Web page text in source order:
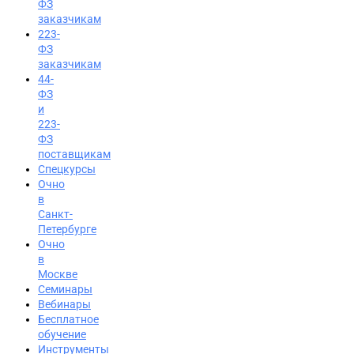
Вход на портал
8 (812) 602-72-29
ФЗ
заказчикам
223-
ФЗ
заказчикам
44-
ФЗ
и
223-
ФЗ
поставщикам
Спецкурсы
Очно
в
Санкт-
Петербурге
Очно
в
Москве
Семинары
Вебинары
Бесплатное
обучение
Инструменты